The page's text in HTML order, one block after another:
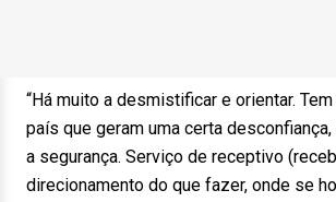
“Há muito a desmistificar e orientar.
país que geram uma certa
a segurança. Serviço de receptivo
direcionamento do que fazer, onde se